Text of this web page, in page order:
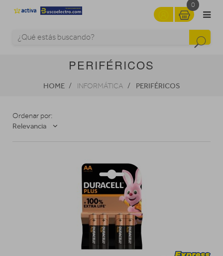
0
PERIFÉRICOS
HOME INFORMÁTICA PERIFÉRICOS
Ordenar por:
Relevancia